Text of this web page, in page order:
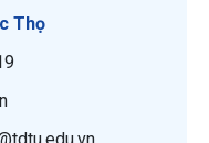
Thọ